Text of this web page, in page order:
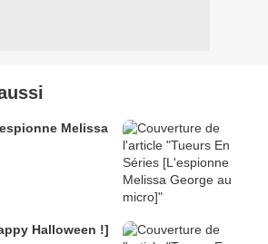
Melissa
Halloween !]